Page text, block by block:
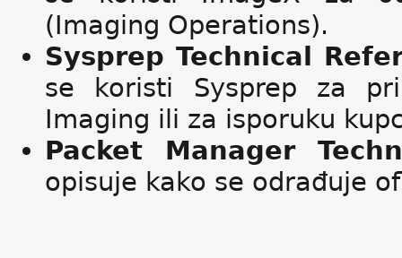
(Imaging Operations).
Sysprep Technical
se koristi Sysprep za
Imaging ili za isporuku
Packet Manager
opisuje kako se odrađuje